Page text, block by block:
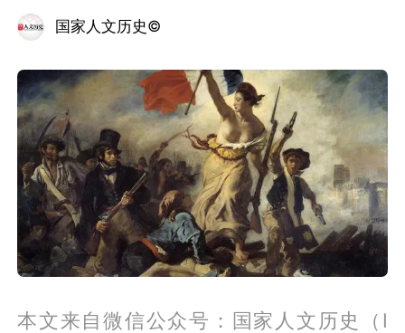
国家人文历史©
本文来自微信公众号： 国家人文历史（I